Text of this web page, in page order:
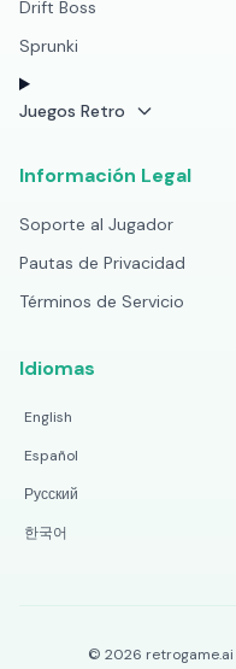
Drift Boss
Sprunki
Juegos Retro
Información Legal
Soporte al Jugador
Pautas de Privacidad
Términos de Servicio
Idiomas
English
Español
Русский
한국어
© 2026 retrogame.ai